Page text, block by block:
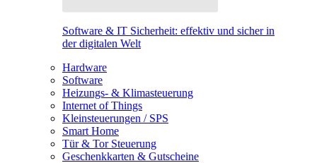
Software & IT Sicherheit: effektiv und sicher in
der digitalen Welt
Hardware
Software
Heizungs- & Klimasteuerung
Internet of Things
Kleinsteuerungen / SPS
Smart Home
Tür & Tor Steuerung
Geschenkkarten & Gutscheine